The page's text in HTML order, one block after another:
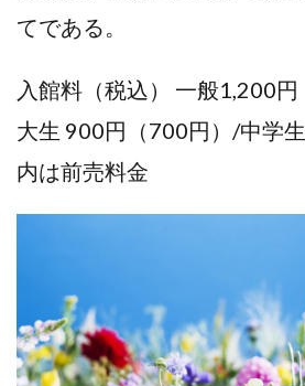
てである。
入館料（税込） 一般1,200
大生 900円（700円）/中学
内は前売料金